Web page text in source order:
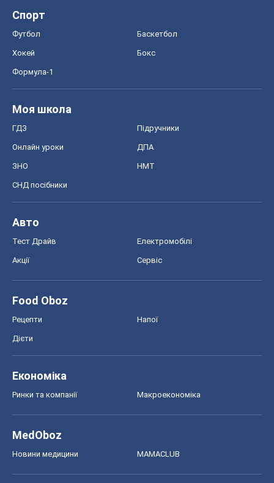
Спорт
Футбол Баскетбол
Хокей Бокс
Формула-1
Моя школа
ГДЗ Підручники
Онлайн уроки ДПА
ЗНО НМТ
СНД посібники
Авто
Тест Драйв Електромобілі
Акції Сервіс
Food Oboz
Рецепти Напої
Дієти
Економіка
Ринки та компанії Макроекономіка
MedOboz
Новини медицини MAMACLUB